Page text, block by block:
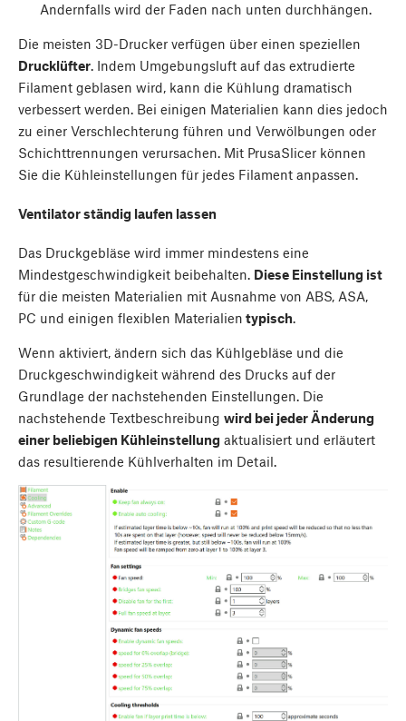
Andernfalls wird der Faden nach unten durchhängen.
Die meisten 3D-Drucker verfügen über einen speziellen
Drucklüfter. Indem Umgebungsluft auf das extrudierte
Filament geblasen wird, kann die Kühlung dramatisch
verbessert werden. Bei einigen Materialien kann dies jedoch
zu einer Verschlechterung führen und Verwölbungen oder
Schichttrennungen verursachen. Mit PrusaSlicer können
Sie die Kühleinstellungen für jedes Filament anpassen.
Ventilator ständig laufen lassen
Das Druckgebläse wird immer mindestens eine
Mindestgeschwindigkeit beibehalten. Diese Einstellung ist
für die meisten Materialien mit Ausnahme von ABS, ASA,
PC und einigen flexiblen Materialien typisch
Wenn aktiviert, ändern sich das Kühlgebläse und die
Druckgeschwindigkeit während des Drucks auf der
Grundlage der nachstehenden Einstellungen. Die
nachstehende Textbeschreibung wird bei jeder Änderung
einer beliebigen Kühleinstellung aktualisiert und erläutert
das resultierende Kühlverhalten im Detail.